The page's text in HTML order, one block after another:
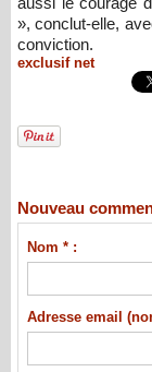
», conclut-elle,
conviction.
exclusif net
Nouveau
Nom * :
Adresse email